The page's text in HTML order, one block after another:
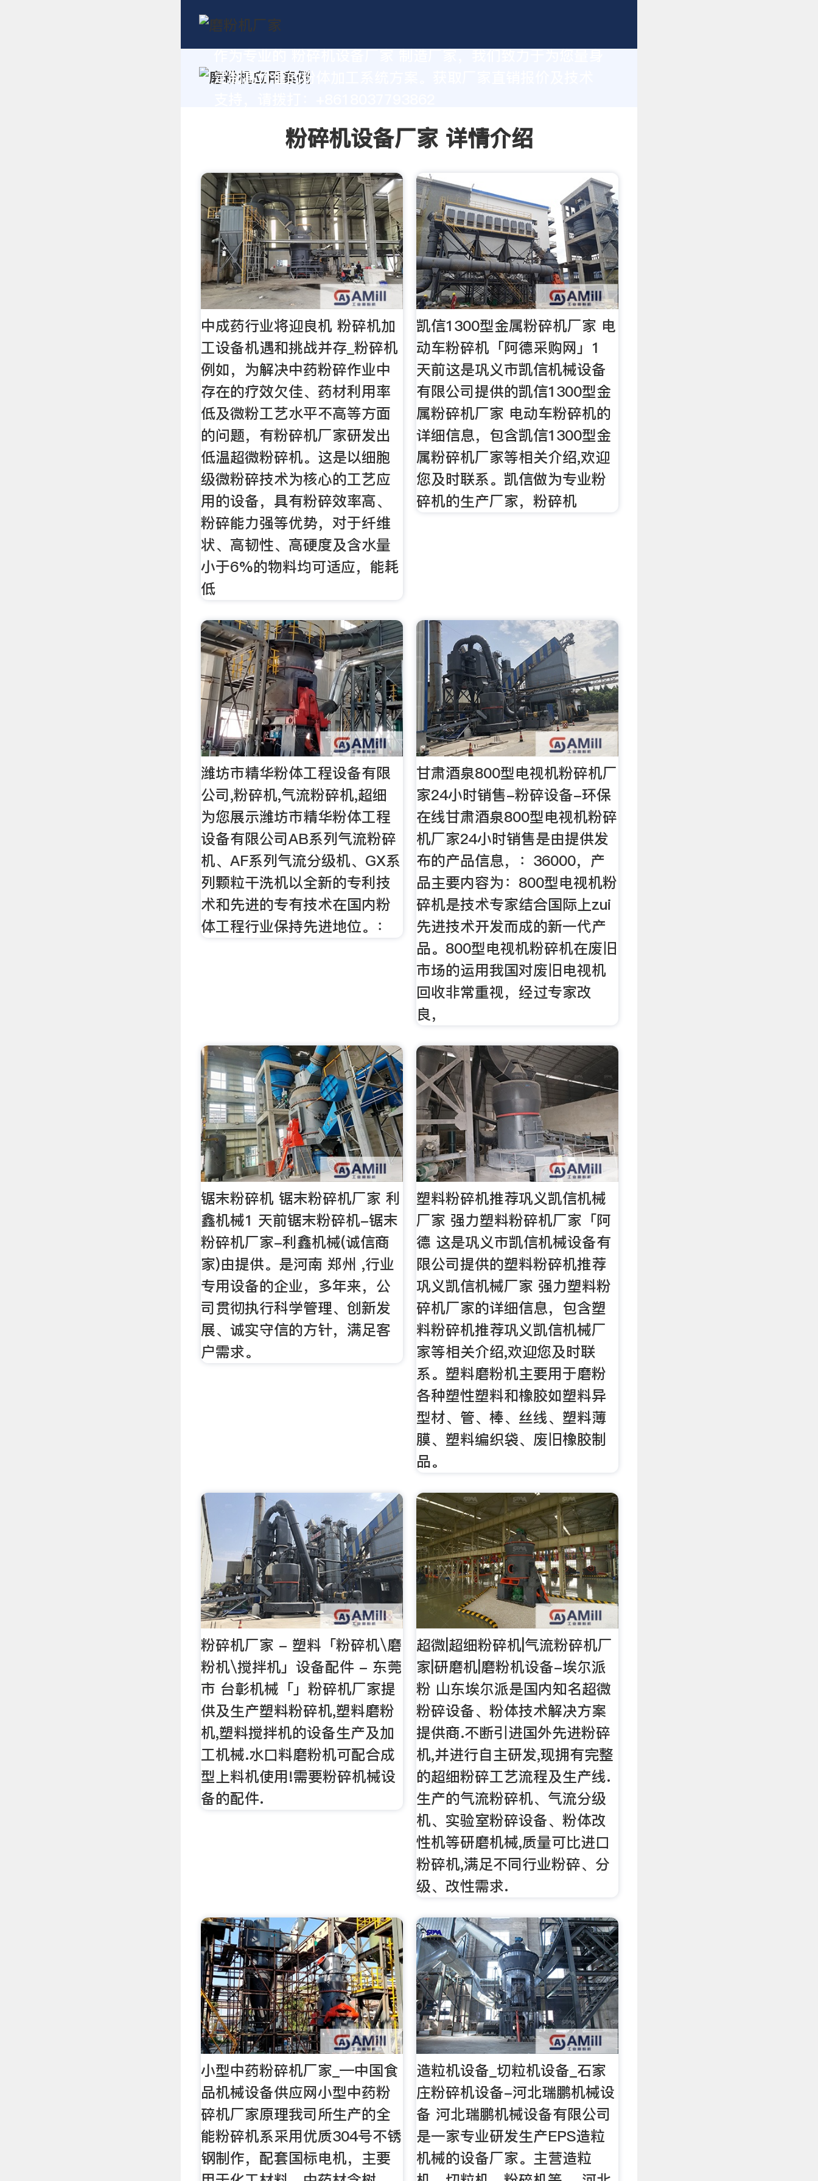
定制高价值的粉体加工系统方案。获取厂家直销报价及技术
粉碎机设备厂家 详情介绍
中成药行业将迎良机 粉碎机加
工设备机遇和挑战并存_粉碎机
例如，为解决中药粉碎作业中
存在的疗效欠佳、药材利用率
低及微粉工艺水平不高等方面
的问题，有粉碎机厂家研发出
低温超微粉碎机。这是以细胞
级微粉碎技术为核心的工艺应
用的设备，具有粉碎效率高、
粉碎能力强等优势，对于纤维
状、高韧性、高硬度及含水量
小于6%的物料均可适应，能耗
低
凯信1300型金属粉碎机厂家 电
动车粉碎机「阿德采购网」1
天前这是巩义市凯信机械设备
有限公司提供的凯信1300型金
属粉碎机厂家 电动车粉碎机的
详细信息，包含凯信1300型金
属粉碎机厂家等相关介绍,欢迎
您及时联系。凯信做为专业粉
碎机的生产厂家，粉碎机
潍坊市精华粉体工程设备有限
公司,粉碎机,气流粉碎机,超细
为您展示潍坊市精华粉体工程
设备有限公司AB系列气流粉碎
机、AF系列气流分级机、GX系
列颗粒干洗机以全新的专利技
术和先进的专有技术在国内粉
体工程行业保持先进地位。：
甘肃酒泉800型电视机粉碎机厂
家24小时销售-粉碎设备-环保
在线甘肃酒泉800型电视机粉碎
机厂家24小时销售是由提供发
布的产品信息，：36000，产
品主要内容为：800型电视机粉
碎机是技术专家结合国际上zui
先进技术开发而成的新一代产
品。800型电视机粉碎机在废旧
市场的运用我国对废旧电视机
回收非常重视，经过专家改
良，
锯末粉碎机 锯末粉碎机厂家 利
鑫机械1 天前锯末粉碎机-锯末
粉碎机厂家-利鑫机械(诚信商
家)由提供。是河南 郑州 ,行业
专用设备的企业，多年来，公
司贯彻执行科学管理、创新发
展、诚实守信的方针，满足客
户需求。
塑料粉碎机推荐巩义凯信机械
厂家 强力塑料粉碎机厂家「阿
德 这是巩义市凯信机械设备有
限公司提供的塑料粉碎机推荐
巩义凯信机械厂家 强力塑料粉
碎机厂家的详细信息，包含塑
料粉碎机推荐巩义凯信机械厂
家等相关介绍,欢迎您及时联
系。塑料磨粉机主要用于磨粉
各种塑性塑料和橡胶如塑料异
型材、管、棒、丝线、塑料薄
膜、塑料编织袋、废旧橡胶制
品。
粉碎机厂家 - 塑料「粉碎机\磨
粉机\搅拌机」设备配件 - 东莞
市 台彰机械「」粉碎机厂家提
供及生产塑料粉碎机,塑料磨粉
机,塑料搅拌机的设备生产及加
工机械.水口料磨粉机可配合成
型上料机使用!需要粉碎机械设
备的配件.
超微|超细粉碎机|气流粉碎机厂
家|研磨机|磨粉机设备-埃尔派
粉 山东埃尔派是国内知名超微
粉碎设备、粉体技术解决方案
提供商.不断引进国外先进粉碎
机,并进行自主研发,现拥有完整
的超细粉碎工艺流程及生产线.
生产的气流粉碎机、气流分级
机、实验室粉碎设备、粉体改
性机等研磨机械,质量可比进口
粉碎机,满足不同行业粉碎、分
级、改性需求.
小型中药粉碎机厂家_—中国食
品机械设备供应网小型中药粉
碎机厂家原理我司所生产的全
能粉碎机系采用优质304号不锈
钢制作，配套国标电机，主要
造粒机设备_切粒机设备_石家
庄粉碎机设备-河北瑞鹏机械设
备 河北瑞鹏机械设备有限公司
是一家专业研发生产EPS造粒
机械的设备厂家。主营造粒